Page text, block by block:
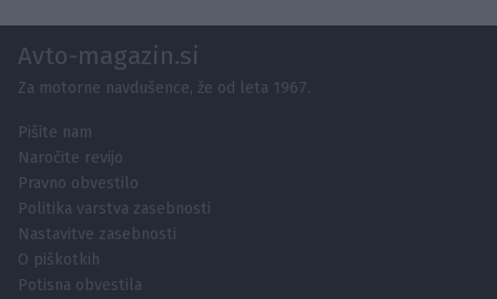
Avto-magazin.si
Za motorne navdušence, že od leta 1967.
Pišite nam
Naročite revijo
Pravno obvestilo
Politika varstva zasebnosti
Nastavitve zasebnosti
O piškotkih
Potisna obvestila